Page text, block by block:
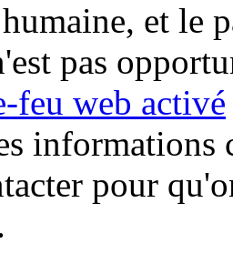
et le
pas
feu web activé
informations
pour